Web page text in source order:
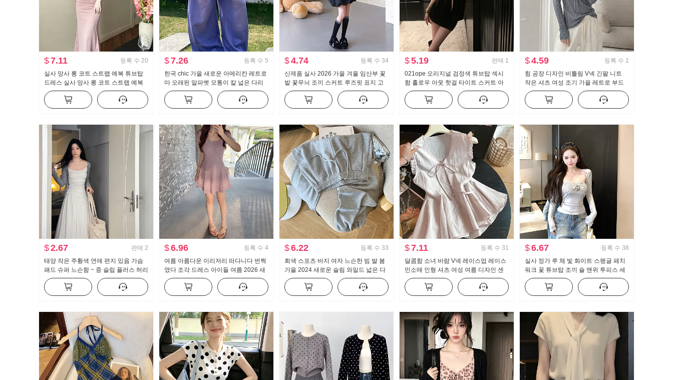
$7.11 등록 수 20
실사 망사 롱 코트 스트랩 예복 튜브탑
드레스 실사 망사 롱 코트 스트랩 예복
튜브탑 드레스
$7.26 등록 수 5
한국 chic 가을 새로운 아메리칸 레트로
마 오래된 알파벳 모통이 칼 넓은 다리
웨이 바지 여성 루즈핏 캐주얼 스트레이
트 팬츠
$4.74 등록 수 34
신제품 실사 2026 가을 겨울 임산부 꽃
밭 꽃무늬 조끼 스커트 루즈핏 표지 고
기 니트 만나는 투피스 세트
$5.19 판매 1
021ope 오리지널 검정색 튜브탑 섹시
함 홀로우 아웃 핫걸 타이트 스커트 아
세트산 주간 실크 쇼트 스타일 드레스
$4.59 등록 수 1
힘 공장 디자인 비틀림 V넥 긴팔 니트
작은 셔츠 여성 조기 가을 레트로 부드
러운 몸매 가꾸기 품격 맨위
$2.67 판매 2
태양 작은 주황색 연애 편지 있음 가슴
패드 슈퍼 느슨함 ~ 중 슬립 플러스 허리
밴드 반 스커트 세트
$6.96 등록 수 4
여름 아름다운 이리저리 떠다니다 번쩍
였다 조각 드레스 아이들 여름 2026 새
로운 품격 프랑스식 보라색 니트 고급
센스
$6.22 등록 수 33
회색 스포츠 바지 여자 느슨한 빔 발 봄
가을 2024 새로운 슬림 와일드 넓은 다
리 스트레이트 여가 웨이 바지
$7.11 등록 수 31
달콤함 소녀 바람 V넥 레이스업 레이스
민소매 인형 셔츠 여성 여름 디자인 센
스 루즈핏 한 마디 연꽃 잎 치마 조끼
$6.67 등록 수 38
실사 정가 루 체 빛 화이트 스팽글 패치
워크 꽃 튜브탑 조끼 숄 맨위 투피스 세
트